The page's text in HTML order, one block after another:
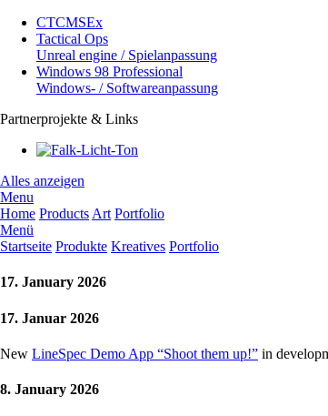
CTCMSEx
Tactical Ops
Unreal engine / Spielanpassung
Windows 98 Professional
Windows- / Softwareanpassung
Partnerprojekte & Links
Alles anzeigen
Menu
Home Products Art Portfolio
Menü
Startseite Produkte Kreatives Portfolio
17. January 2026
17. Januar 2026
New LineSpec Demo App “Shoot them up!” in
8. January 2026